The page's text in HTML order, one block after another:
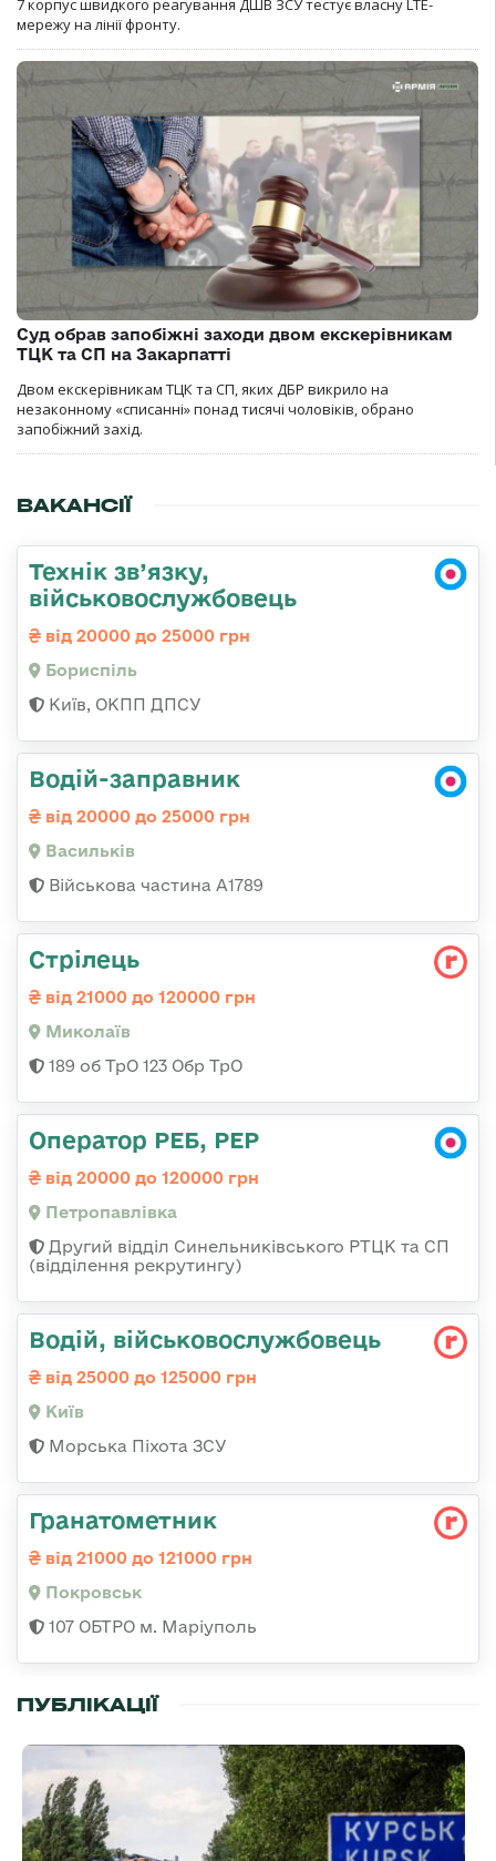
мережу на лінії фронту.
Суд обрав запобіжні заходи двом екскерівникам
ТЦК та СП на Закарпатті
Двом екскерівникам ТЦК та СП, яких ДБР викрило на
незаконному «списанні» понад тисячі чоловіків, обрано
запобіжний захід.
ВАКАНСІЇ
Технік зв’язку,
військовослужбовець
від 20000 до 25000 грн
Бориспіль
Київ, ОКПП ДПСУ
Водій-заправник
від 20000 до 25000 грн
Васильків
Військова частина А1789
Стрілець
від 21000 до 120000 грн
Миколаїв
189 об ТрО 123 Обр ТрО
Оператор РЕБ, РЕР
від 20000 до 120000 грн
Петропавлівка
Другий відділ Синельниківського РТЦК та СП
(відділення рекрутингу)
Водій, військовослужбовець
від 25000 до 125000 грн
Київ
Морська Піхота ЗСУ
Гранатометник
від 21000 до 121000 грн
Покровськ
107 ОБТРО м. Маріуполь
ПУБЛІКАЦІЇ